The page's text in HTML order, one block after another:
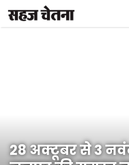
28 अक्टूबर से 3